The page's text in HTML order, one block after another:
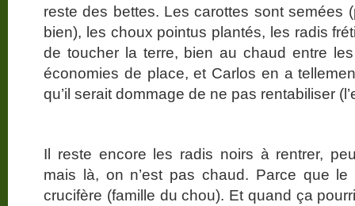
reste des bettes. Les carottes sont semées
bien), les choux pointus plantés, les radis
de toucher la terre, bien au chaud entre
économies de place, et Carlos en a
qu’il serait dommage de ne pas rentabiliser
Il reste encore les radis noirs à rentrer,
mais là, on n’est pas chaud. Parce que
crucifère (famille du chou). Et quand ça